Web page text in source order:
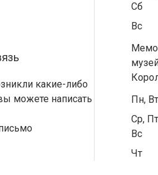
какие-либо
можете написать
Сб
Вс
Пн,
Ср,
Вс
Чт